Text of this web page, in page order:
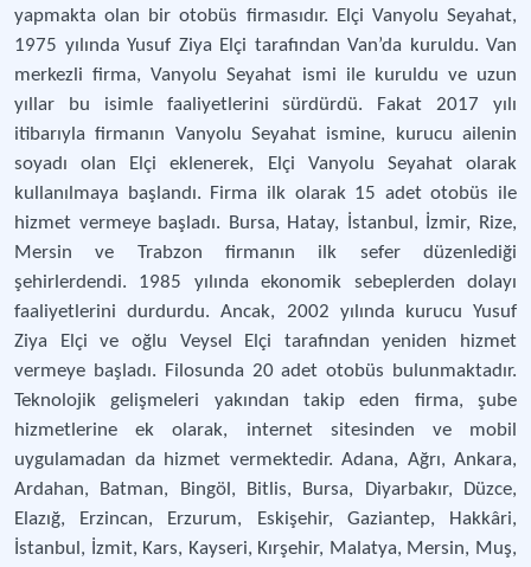
yapmakta olan bir otobüs firmasıdır. Elçi Vanyolu Seyahat,
1975 yılında Yusuf Ziya Elçi tarafından Van’da kuruldu. Van
merkezli firma, Vanyolu Seyahat ismi ile kuruldu ve uzun
yıllar bu isimle faaliyetlerini sürdürdü. Fakat 2017 yılı
itibarıyla firmanın Vanyolu Seyahat ismine, kurucu ailenin
soyadı olan Elçi eklenerek, Elçi Vanyolu Seyahat olarak
kullanılmaya başlandı. Firma ilk olarak 15 adet otobüs ile
hizmet vermeye başladı. Bursa, Hatay, İstanbul, İzmir, Rize,
Mersin ve Trabzon firmanın ilk sefer düzenlediği
şehirlerdendi. 1985 yılında ekonomik sebeplerden dolayı
faaliyetlerini durdurdu. Ancak, 2002 yılında kurucu Yusuf
Ziya Elçi ve oğlu Veysel Elçi tarafından yeniden hizmet
vermeye başladı. Filosunda 20 adet otobüs bulunmaktadır.
Teknolojik gelişmeleri yakından takip eden firma, şube
hizmetlerine ek olarak, internet sitesinden ve mobil
uygulamadan da hizmet vermektedir. Adana, Ağrı, Ankara,
Ardahan, Batman, Bingöl, Bitlis, Bursa, Diyarbakır, Düzce,
Elazığ, Erzincan, Erzurum, Eskişehir, Gaziantep, Hakkâri,
İstanbul, İzmit, Kars, Kayseri, Kırşehir, Malatya, Mersin, Muş,